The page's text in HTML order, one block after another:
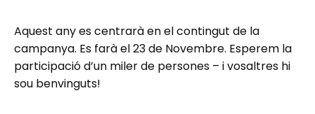
Aquest any es centrarà en el contingut de la
campanya. Es farà el 23 de Novembre. Esperem la
participació d’un miler de persones – i vosaltres hi
sou benvinguts!